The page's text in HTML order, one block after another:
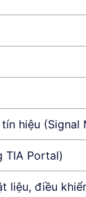
hiệu (Signal
TIA Portal)
liệu, điều